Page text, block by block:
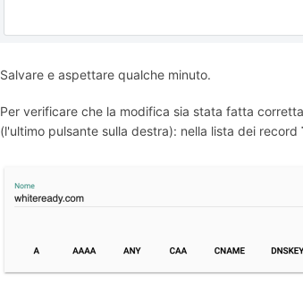
Salvare e aspettare qualche minuto.
Per verificare che la modifica sia stata fatta
(l'ultimo pulsante sulla destra): nella lista dei record